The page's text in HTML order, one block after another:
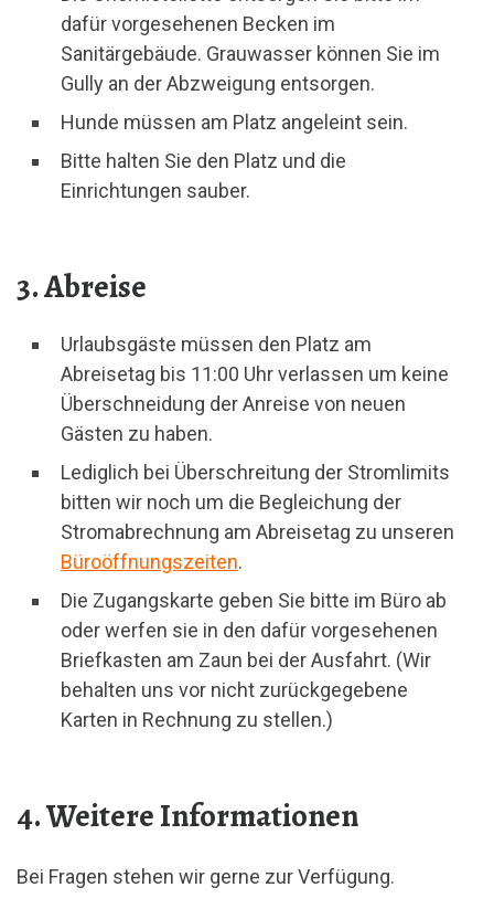
dafür vorgesehenen Becken im
Sanitärgebäude. Grauwasser können Sie im
Gully an der Abzweigung entsorgen.
Hunde müssen am Platz angeleint sein.
Bitte halten Sie den Platz und die
Einrichtungen sauber.
3. Abreise
Urlaubsgäste müssen den Platz am
Abreisetag bis 11:00 Uhr verlassen um keine
Überschneidung der Anreise von neuen
Gästen zu haben.
Lediglich bei Überschreitung der Stromlimits
bitten wir noch um die Begleichung der
Stromabrechnung am Abreisetag zu unseren
Büroöffnungszeiten.
Die Zugangskarte geben Sie bitte im Büro ab
oder werfen sie in den dafür vorgesehenen
Briefkasten am Zaun bei der Ausfahrt. (Wir
behalten uns vor nicht zurückgegebene
Karten in Rechnung zu stellen.)
4. Weitere Informationen
Bei Fragen stehen wir gerne zur Verfügung.